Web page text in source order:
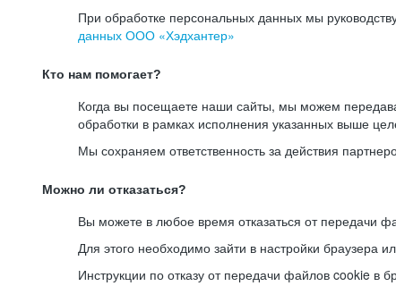
При обработке персональных данных мы
данных ООО «Хэдхантер»
Кто нам помогает?
Когда вы посещаете наши сайты, мы можем
обработки в рамках исполнения указанных выше
Мы сохраняем ответственность за действия
Можно ли отказаться?
Вы можете в любое время отказаться от передачи
Для этого необходимо зайти в настройки браузера
Инструкции по отказу от передачи файлов cookie в